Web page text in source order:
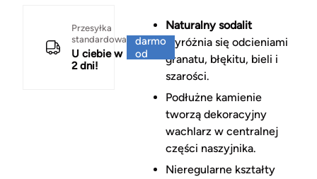
Przesyłka
standardowa
U ciebie w
2 dni!
darmo
od
Naturalny sodalit
wyróżnia się odcieniami
granatu, błękitu, bieli i
szarości.
Podłużne kamienie
tworzą dekoracyjny
wachlarz w centralnej
części naszyjnika.
Nieregularne kształty